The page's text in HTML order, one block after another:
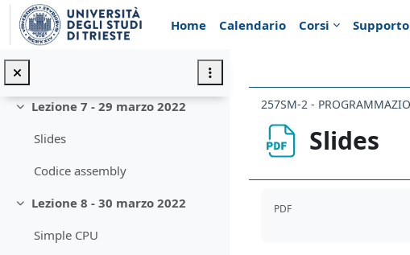
Vai al contenuto principale
Home
Calendario Corsi Supporto
Logisim files
Minimizza
Lezione 6 - 24 marzo 2022
Minimizza
Lezione 7 - 29 marzo 2022
Slides
Codice assembly
Minimizza
Lezione 8 - 30 marzo 2022
Simple CPU
Slides
PDF